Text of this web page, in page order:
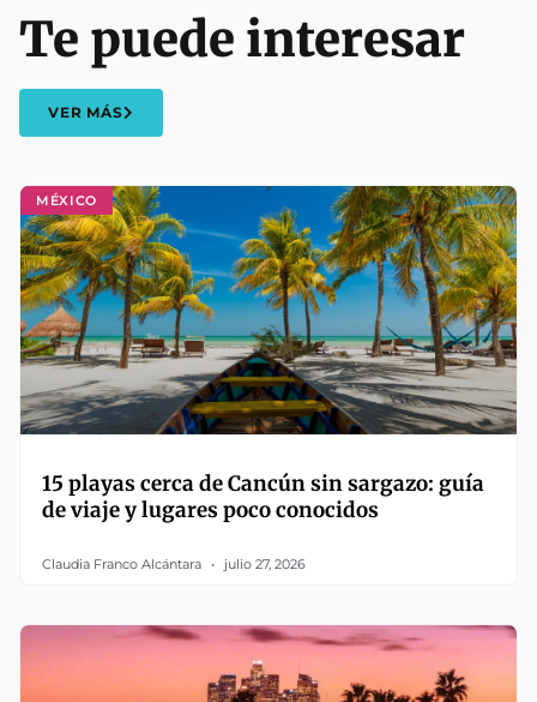
MÉXICO
15 playas cerca de Cancún sin sargazo: guía
de viaje y lugares poco conocidos
Claudia Franco Alcántara julio 27, 2026
Te puede interesar
VER MÁS